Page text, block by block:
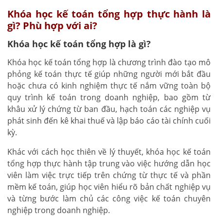
Khóa học kế toán tổng hợp thực hành là
gì? Phù hợp với ai?
Khóa học kế toán tổng hợp là gì?
Khóa học kế toán tổng hợp là chương trình đào tạo mô
phỏng kế toán thực tế giúp những người mới bắt đầu
hoặc chưa có kinh nghiệm thực tế nắm vững toàn bộ
quy trình kế toán trong doanh nghiệp, bao gồm từ
khâu xử lý chứng từ ban đầu, hạch toán các nghiệp vụ
phát sinh đến kê khai thuế và lập báo cáo tài chính cuối
kỳ.
Khác với cách học thiên về lý thuyết, khóa học kế toán
tổng hợp thực hành tập trung vào việc hướng dẫn học
viên làm việc trực tiếp trên chứng từ thực tế và phần
mềm kế toán, giúp học viên hiểu rõ bản chất nghiệp vụ
và từng bước làm chủ các công việc kế toán chuyên
nghiệp trong doanh nghiệp.